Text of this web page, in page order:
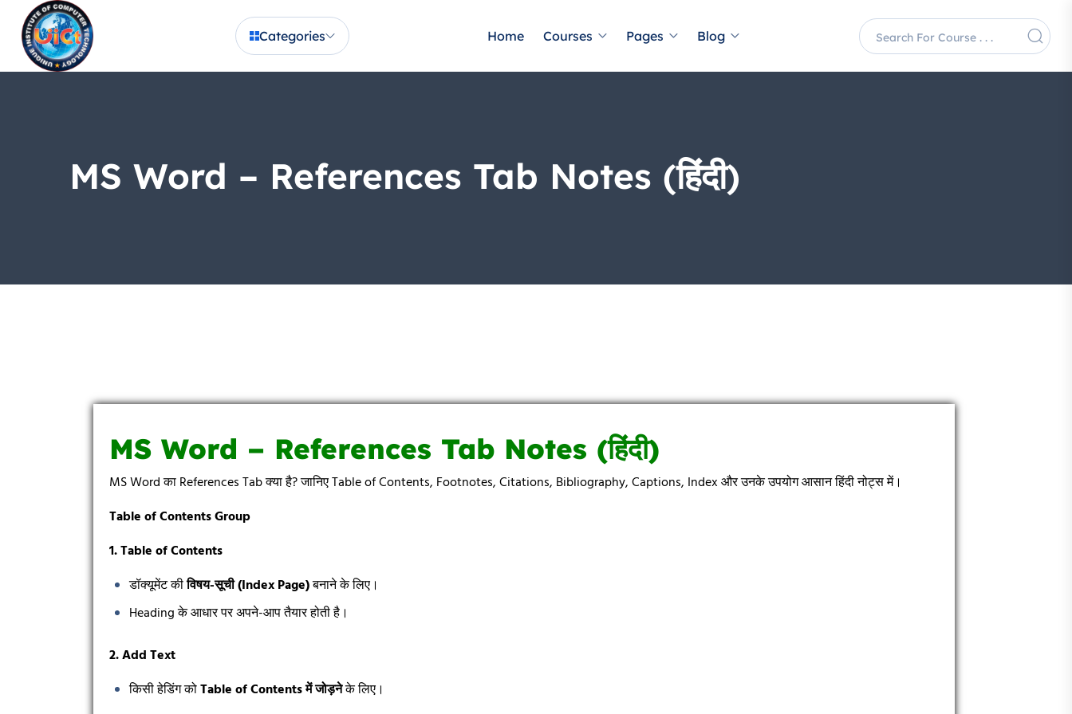
Categories Home Courses Pages Blog
MS Word – References Tab Notes (हिंदी)
MS Word – References Tab Notes (हिंदी)
MS Word का References Tab क्या है? जानिए Table of Contents, Footnotes, Citations, Bibliography, Captions, Index और उनके उपयोग आसान हिंदी नोट्स में।
Table of Contents Group
1. Table of Contents
डॉक्यूमेंट कीविषय-सूची (Index Page)बनाने के लिए।
Heading के आधार पर अपने-आप तैयार होती है।
2. Add Text
किसी हेडिंग कोTable of Contentsमें जोड़नेके लिए।